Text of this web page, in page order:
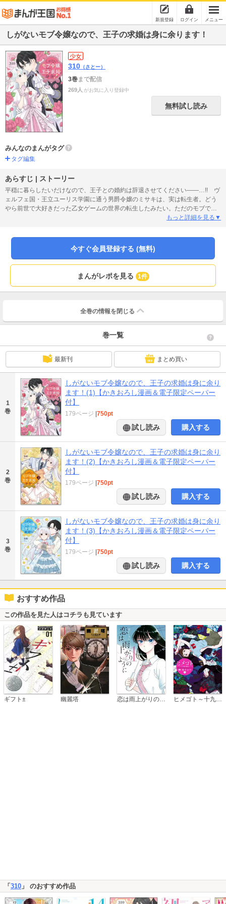
新規登録 ログイン メニュー
しがないモブ令嬢なので、王子の求婚は身に余ります！
少女
310 （さとー）
3巻まで配信
269人 がお気に入り登録中
無料試し読み
みんなのまんがタグ
タグ編集
あらすじ | ストーリー
平穏に暮らしたいだけなので、王子との婚約は辞退させてください――…!! ヴ
ェルフェ国・王立ユーリス学園に通う男爵令嬢のミサキは、実は転生者。どう
やら前世で大好きだった乙女ゲームの世界の転生したみたい。ただのモブでは
あるけど、小悪魔系の侯爵令息と策士眼鏡の公爵令息、そしてクールでちょっ
味を持たれてしまい…？ じれったくて甘いピュアな異世界ラブコメ、開幕♪
★☆SP描き下ろし8P収録☆★ 電子限定描き下ろしイラストも収録!!
もっと詳細を見る▼
今すぐ会員登録する (無料)
まんがレポを見る 1件
全巻の情報を 閉じる
巻一覧
最新刊 まとめ買い
1
巻
しがないモブ令嬢なので、王子の求婚は身に余り
ます！(1)【かきおろし漫画＆電子限定ペーパー
付】
179ページ |750pt
試し読み 購入する
2
巻
しがないモブ令嬢なので、王子の求婚は身に余り
ます！(2)【かきおろし漫画＆電子限定ペーパー
付】
179ページ |750pt
試し読み 購入する
3
巻
しがないモブ令嬢なので、王子の求婚は身に余り
ます！(3)【かきおろし漫画＆電子限定ペーパー
付】
179ページ |750pt
試し読み 購入する
おすすめ作品
この作品を見た人はコチラも見ています
ギフト± 幽麗塔 ヒメゴト～十九歳の制服～
「310 」 のおすすめ作品